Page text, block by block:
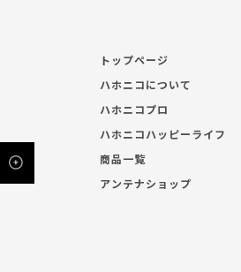
トップページ
ハホニコについて
ハホニコプロ
ハホニコハッピーライフ
商品一覧
アンテナショップ